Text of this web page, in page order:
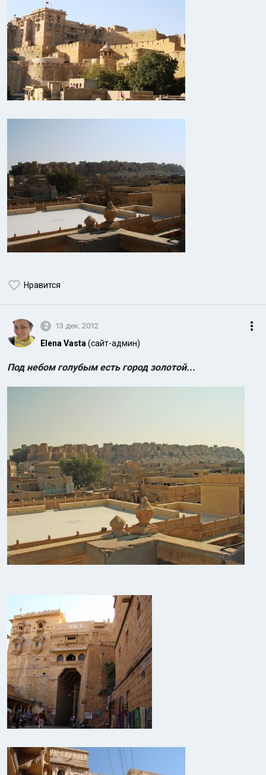
Нравится
2 13 дек. 2012
Elena Vasta (сайт-админ)
Под небом голубым есть город золотой...